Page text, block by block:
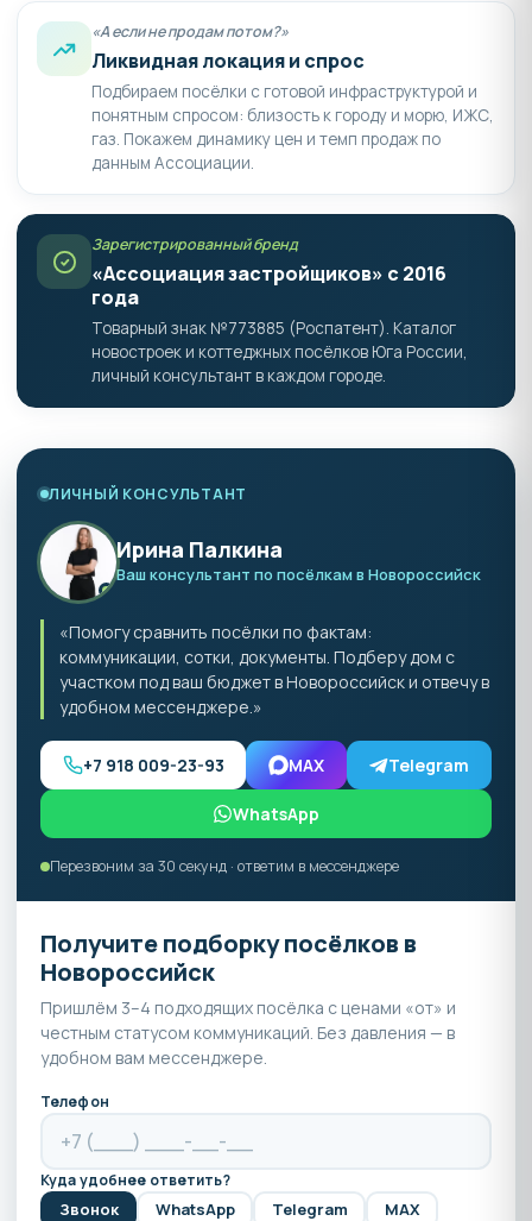
«А если не продам потом?»
Ликвидная локация и спрос
Подбираем посёлки с готовой инфраструктурой и
понятным спросом: близость к городу и морю, ИЖС,
газ. Покажем динамику цен и темп продаж по
данным Ассоциации.
Зарегистрированный бренд
«Ассоциация застройщиков» с 2016
года
Товарный знак №773885 (Роспатент). Каталог
новостроек и коттеджных посёлков Юга России,
личный консультант в каждом городе.
ЛИЧНЫЙ КОНСУЛЬТАНТ
Ирина Палкина
Ваш консультант по посёлкам в Новороссийск
«Помогу сравнить посёлки по фактам:
коммуникации, сотки, документы. Подберу дом с
участком под ваш бюджет в Новороссийск и отвечу в
удобном мессенджере.»
+7 918 009-23-93 MAX Telegram
WhatsApp
Перезвоним за 30 секунд · ответим в мессенджере
Получите подборку посёлков в
Новороссийск
Пришлём 3–4 подходящих посёлка с ценами «от» и
честным статусом коммуникаций. Без давления — в
удобном вам мессенджере.
Телефон
Куда удобнее ответить?
Звонок WhatsApp Telegram MAX